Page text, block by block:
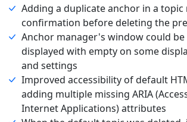
Adding a duplicate anchor in a
confirmation before deleting the
Anchor manager's window could
displayed with empty on some
and settings
Improved accessibility of default
adding multiple missing ARIA
Internet Applications) attributes